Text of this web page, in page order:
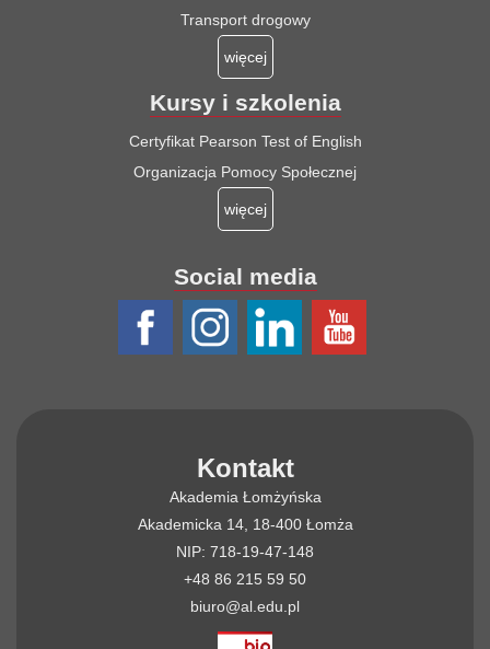
Transport drogowy
więcej
Kursy i szkolenia
Certyfikat Pearson Test of English
Organizacja Pomocy Społecznej
więcej
Social media
Kontakt
Akademia Łomżyńska
Akademicka 14, 18-400 Łomża
NIP: 718-19-47-148
+48 86 215 59 50
biuro@al.edu.pl